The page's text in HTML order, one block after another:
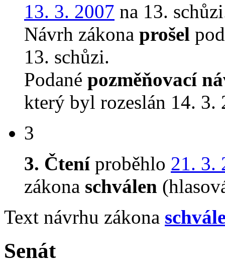
13. 3. 2007 na 13.
Návrh zákona prošel
13. schůzi.
Podané pozměňovací
který byl rozeslán 14. 3.
3
3. Čteníproběhlo 21. 3.
zákona schválen
Text návrhu zákona
Senát